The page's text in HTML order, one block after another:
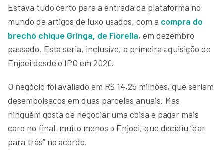
Estava tudo certo para a entrada da plataforma no
mundo de artigos de luxo usados, com a compra do
brechó chique Gringa, de Fiorella, em dezembro
passado. Esta seria, inclusive, a primeira aquisição do
Enjoei desde o IPO em 2020.
O negócio foi avaliado em R$ 14,25 milhões, que seriam
desembolsados em duas parcelas anuais. Mas
ninguém gosta de negociar uma coisa e pagar mais
caro no final, muito menos o Enjoei, que decidiu “dar
para trás” no acordo.